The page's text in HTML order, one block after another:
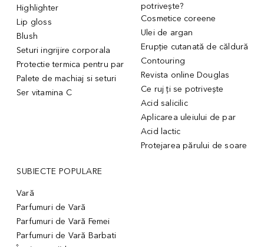
Highlighter
Lip gloss
Blush
Seturi ingrijire corporala
Protectie termica pentru par
Palete de machiaj si seturi
Ser vitamina C
potrivește?
Cosmetice coreene
Ulei de argan
Erupție cutanată de căldură
Contouring
Revista online Douglas
Ce ruj ți se potrivește
Acid salicilic
Aplicarea uleiului de par
Acid lactic
Protejarea părului de soare
SUBIECTE POPULARE
Vară
Parfumuri de Vară
Parfumuri de Vară Femei
Parfumuri de Vară Barbati